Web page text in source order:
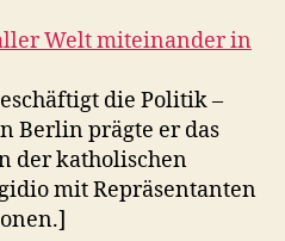
Welt miteinander in
die Politik –
Berlin prägte er das
der katholischen
mit Repräsentanten